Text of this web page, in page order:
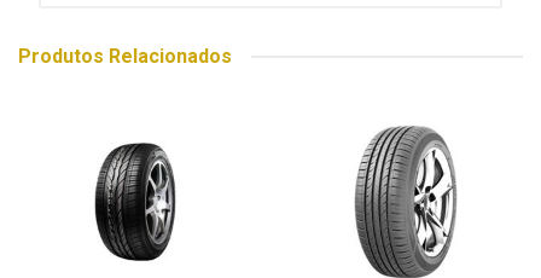
Produtos Relacionados